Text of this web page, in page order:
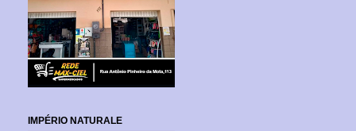
IMPÉRIO NATURALE